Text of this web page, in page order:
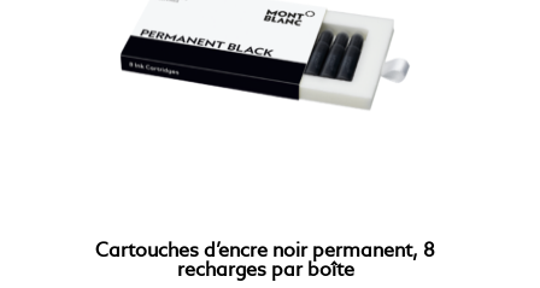
Cartouches d’encre noir permanent, 8
recharges par boîte